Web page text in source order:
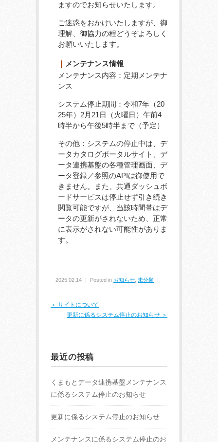
ますのでお知らせいたします。
ご迷惑をおかけいたしますが、御
理解、御協力の程どうぞよろしく
お願いいたします。
｜ メンテナンス情報
メンテナンス内容：定期メンテナ
ンス
システム停止期間：令和7年（20
25年）2月21日（火曜日）午前4
時半から午後5時半まで（予定）
その他：システムの停止中は、デ
ータカタログポータルサイト、デ
ータ連携基盤の各種管理画面、デ
ータ登録／参照のAPIは御使用で
きません。また、共通ダッシュボ
ードサービスは停止せず引き続き
閲覧可能ですが、当該時間帯はデ
ータの更新がされないため、正常
に表示がされない可能性がありま
す。
2025.02.14 ｜ Posted in お知らせ 未分類 ｜
＜ サイトについて
更新に係るシステム停止のお知らせ ＞
最近の投稿
くまもとデータ連携基盤メンテナンス
に係るシステム停止のお知らせ
更新に係るシステム停止のお知らせ
メンテナンスに係るシステム停止のお